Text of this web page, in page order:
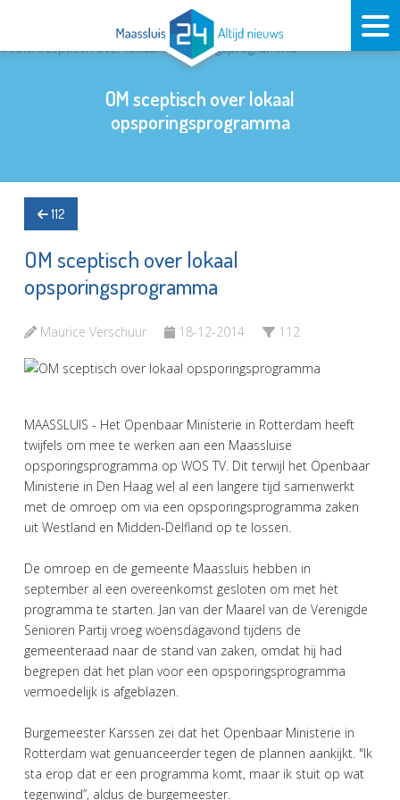
OM sceptisch over lokaal
opsporingsprogramma
112
OM sceptisch over lokaal
opsporingsprogramma
Maurice Verschuur 18-12-2014 112
MAASSLUIS - Het Openbaar Ministerie in Rotterdam heeft
twijfels om mee te werken aan een Maassluise
opsporingsprogramma op WOS TV. Dit terwijl het Openbaar
Ministerie in Den Haag wel al een langere tijd samenwerkt
met de omroep om via een opsporingsprogramma zaken
uit Westland en Midden-Delfland op te lossen.
De omroep en de gemeente Maassluis hebben in
september al een overeenkomst gesloten om met het
programma te starten. Jan van der Maarel van de Verenigde
Senioren Partij vroeg woensdagavond tijdens de
gemeenteraad naar de stand van zaken, omdat hij had
begrepen dat het plan voor een opsporingsprogramma
vermoedelijk is afgeblazen.
Burgemeester Karssen zei dat het Openbaar Ministerie in
Rotterdam wat genuanceerder tegen de plannen aankijkt. "Ik
sta erop dat er een programma komt, maar ik stuit op wat
tegenwind”, aldus de burgemeester.